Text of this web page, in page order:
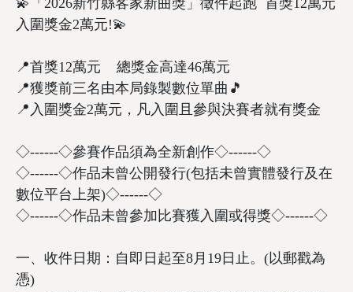
💫「2026新竹縣客家新曲獎」徵件起跑 首獎12萬元
入圍獎金2萬元!💫
📍首獎12萬元 總獎金高達46萬元
📍獲獎前三名由本局錄製數位單曲🎵
📍入圍獎金2萬元，凡入圍且參與決賽者就有獎金
◇------◇參賽作品須為全新創作◇------◇
◇------◇作品未曾公開發行(包括未曾實體發行及在
數位平台上架)◇------◇
◇------◇作品未曾參加比賽獲入圍或得獎◇------◇
一、收件日期：自即日起至8月19日止。(以郵戳為
憑)